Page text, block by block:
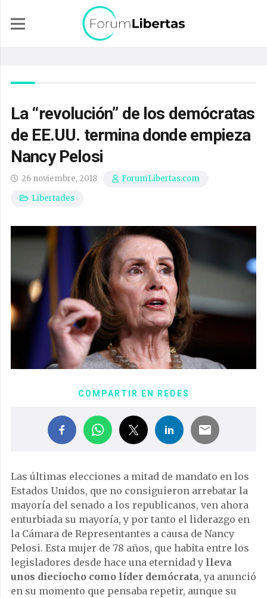
La “revolución” de los demócratas
de EE.UU. termina donde empieza
Nancy Pelosi
26 noviembre, 2018
ForumLibertas.com
Libertades
COMPARTIR EN REDES
Las últimas elecciones a mitad de mandato en los
Estados Unidos, que no consiguieron arrebatar la
mayoría del senado a los republicanos, ven ahora
enturbiada su mayoría, y por tanto el liderazgo en
la Cámara de Representantes a causa de Nancy
Pelosi. Esta mujer de 78 años, que habita entre los
legisladores desde hace una eternidad y lleva
unos dieciocho como líder demócrata, ya anunció
en su momento que pensaba repetir, aunque su